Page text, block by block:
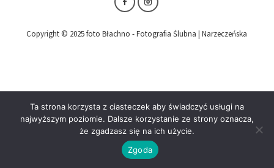
Copyright © 2025 foto Błachno - Fotografia Ślubna | Narzeczeńska
Ta strona korzysta z ciasteczek aby świadczyć usługi na
najwyższym poziomie. Dalsze korzystanie ze strony oznacza,
że zgadzasz się na ich użycie.
Zgoda